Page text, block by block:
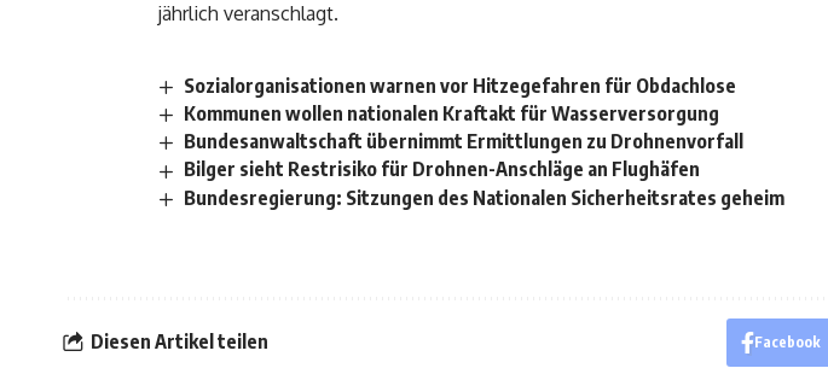
jährlich veranschlagt.
Sozialorganisationen warnen vor Hitzegefahren für Obdachlose
Kommunen wollen nationalen Kraftakt für Wasserversorgung
Bundesanwaltschaft übernimmt Ermittlungen zu Drohnenvorfall
Bilger sieht Restrisiko für Drohnen-Anschläge an Flughäfen
Bundesregierung: Sitzungen des Nationalen Sicherheitsrates geheim
Diesen Artikel teilen Facebook